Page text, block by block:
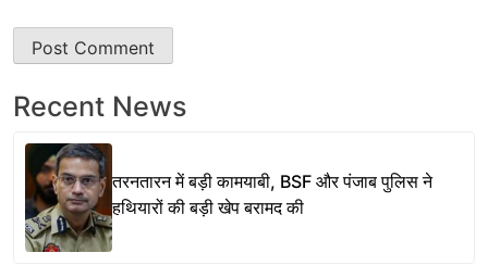
Recent News
तरनतारन में बड़ी कामयाबी, BSF और पंजाब पुलिस ने
हथियारों की बड़ी खेप बरामद की